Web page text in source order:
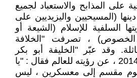
على المذابح والاستعباد لجميع
(المسيحيين واليزيديين على
السلفية للإسلام (الشيعة أو
، تصرفت "الخلافة
وقد عبّر "الخليفة أبو بكر
البغدادي" ، في 4 يوليو 2014 ، عن رؤيته للعالم فقال : "يا
اليوم مقسم إلى معسكرين ، ليس